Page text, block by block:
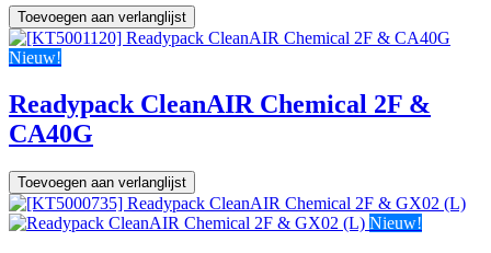
Toevoegen aan verlanglijst
Nieuw!
Readypack CleanAIR Chemical 2F &
CA40G
Toevoegen aan verlanglijst
Nieuw!